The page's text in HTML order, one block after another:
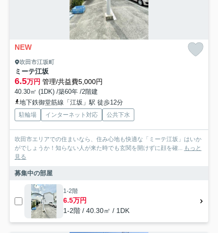
NEW
吹田市江坂町
ミーテ江坂
6.5万円 管理/共益費5,000円
40.30㎡ (1DK) /築60年 /2階建
地下鉄御堂筋線「江坂」駅 徒歩12分
駐輪場 インターネット対応 公共下水
吹田市エリアでの住まいなら、住み心地も快適な「ミーテ江坂」はいか
がでしょうか！知らない人が来た時でも玄関を開けずに顔を確... もっと
見る
募集中の部屋
1-2階
6.5万円
1-2階 / 40.30㎡ / 1DK